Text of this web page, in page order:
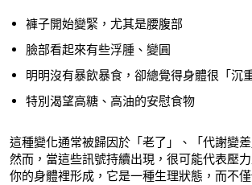
褲子開始變緊，尤其是腰腹部
臉部看起來有些浮腫、變圓
明明沒有暴飲暴食，卻總覺得身體很「沉重
特別渴望高糖、高油的安慰食物
這種變化通常被歸因於「老了」、「代謝變
然而，當這些訊號持續出現，很可能代表壓
你的身體裡形成，它是一種生理狀態，而不